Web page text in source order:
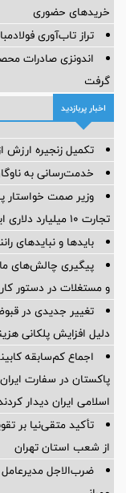
خریدهای حضوری
تراز تاب‌آوری
اندونزی صادرات
گرفت
اخبار پربازدید
تکمیل زنجیره ارزش
خدمت‌رسانی به
وزیر صمت خواستار
تجارت ۱۰ میلیارد دلاری ایران و پاکستان
بایدها و نبایدهای
پیگیری چالش‌های
و مستغلات در دستور
تغییر جدیدی در
دلیل افزایش پلکانی
اجماع کم‌سابقه
پاکستان در سفارت
اسلامی ایران دیدار
تأکید متقی‌نیا بر
از شعب استان تهران
ضرب‌الاجل مدیرعامل